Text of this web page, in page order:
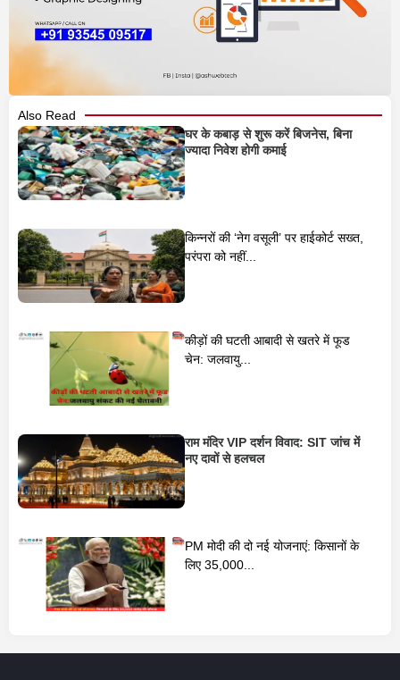
Also Read
घर के कबाड़ से शुरू करें बिजनेस, बिना
ज्यादा निवेश होगी कमाई
किन्नरों की ‘नेग वसूली’ पर हाईकोर्ट सख्त,
परंपरा को नहीं...
कीड़ों की घटती आबादी से खतरे में फूड
चेन: जलवायु...
राम मंदिर VIP दर्शन विवाद: SIT जांच में
नए दावों से हलचल
PM मोदी की दो नई योजनाएं: किसानों के
लिए 35,000...